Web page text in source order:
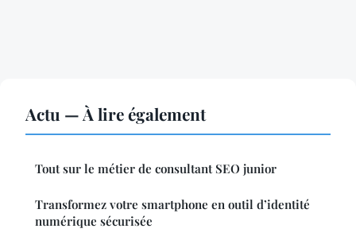
Actu — À lire également
Tout sur le métier de consultant SEO junior
Transformez votre smartphone en outil d’identité
numérique sécurisée